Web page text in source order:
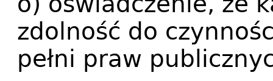
zdolność do
pełni praw